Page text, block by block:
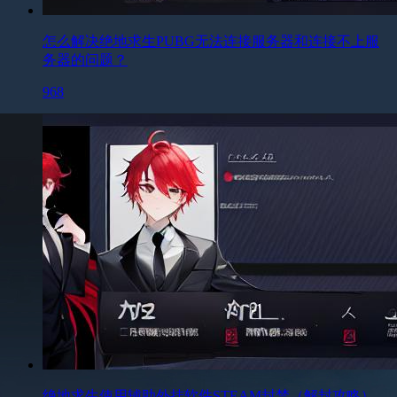
怎么解决绝地求生PUBG无法连接服务器和连接不上服
务器的问题？
968